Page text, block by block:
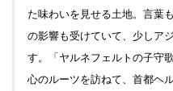
Top "ブラフの丘から" 更新
News Letters の「お知らせ
た。
た味わいを見せる土地。言葉
の影響も受けていて、少しア
す。「ヤルネフェルトの子守
心のルーツを訪ねて、首都ヘ